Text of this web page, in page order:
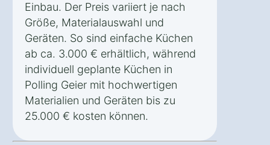
Einbau. Der Preis variiert je nach
Größe, Materialauswahl und
Geräten. So sind einfache Küchen
ab ca. 3.000 € erhältlich, während
individuell geplante Küchen in
Polling Geier mit hochwertigen
Materialien und Geräten bis zu
25.000 € kosten können.